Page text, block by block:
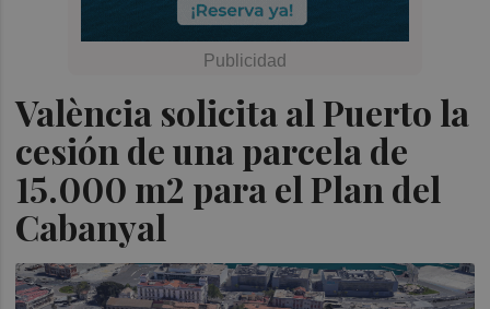
València solicita al Puerto la
cesión de una parcela de
15.000 m2 para el Plan del
Cabanyal